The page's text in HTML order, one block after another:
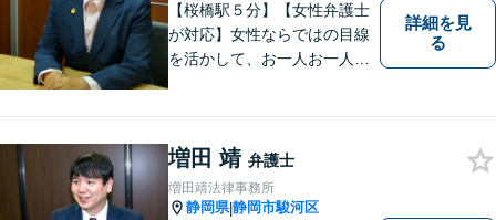
【桜橋駅５分】【女性弁護士
が対応】女性ならではの目線
を活かして、お一人お一人の
っくり聞かせていただきま
す。法律面・精神面の両方か
らサポートいたします。
詳細を見
る
増田 靖 弁護士
増田靖法律事務所
静岡県|静岡市駿河区